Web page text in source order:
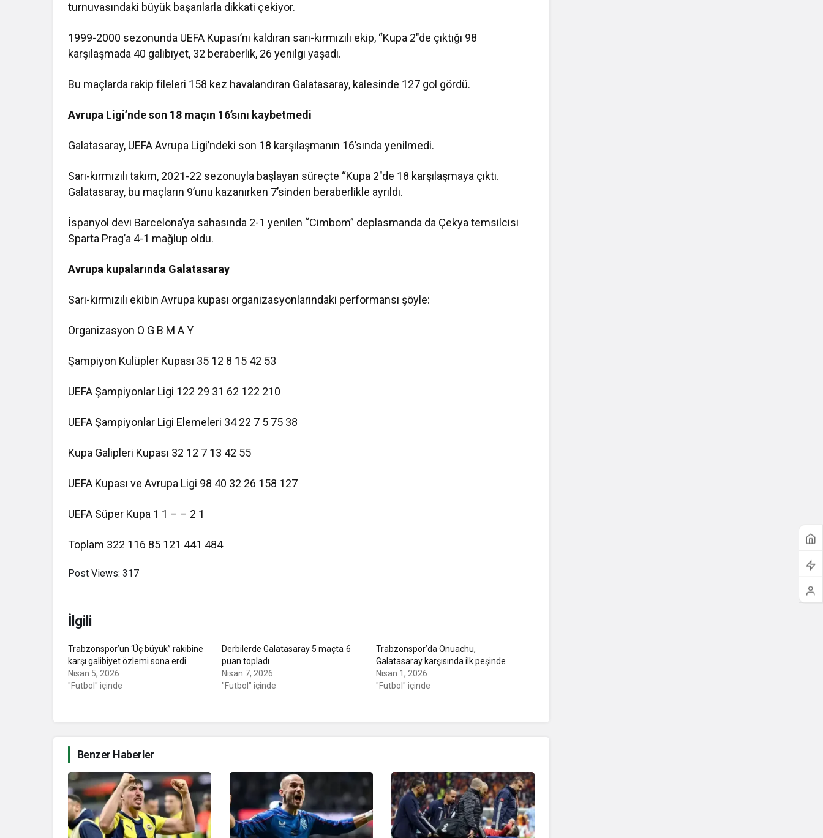
turnuvasındaki büyük başarılarla dikkati çekiyor.
1999-2000 sezonunda UEFA Kupası’nı kaldıran sarı-kırmızılı ekip, “Kupa 2″de çıktığı 98
karşılaşmada 40 galibiyet, 32 beraberlik, 26 yenilgi yaşadı.
Bu maçlarda rakip fileleri 158 kez havalandıran Galatasaray, kalesinde 127 gol gördü.
Avrupa Ligi’nde son 18 maçın 16’sını kaybetmedi
Galatasaray, UEFA Avrupa Ligi’ndeki son 18 karşılaşmanın 16’sında yenilmedi.
Sarı-kırmızılı takım, 2021-22 sezonuyla başlayan süreçte “Kupa 2″de 18 karşılaşmaya çıktı.
Galatasaray, bu maçların 9’unu kazanırken 7’sinden beraberlikle ayrıldı.
İspanyol devi Barcelona’ya sahasında 2-1 yenilen “Cimbom” deplasmanda da Çekya temsilcisi
Sparta Prag’a 4-1 mağlup oldu.
Avrupa kupalarında Galatasaray
Sarı-kırmızılı ekibin Avrupa kupası organizasyonlarındaki performansı şöyle:
Organizasyon O G B M A Y
Şampiyon Kulüpler Kupası 35 12 8 15 42 53
UEFA Şampiyonlar Ligi 122 29 31 62 122 210
UEFA Şampiyonlar Ligi Elemeleri 34 22 7 5 75 38
Kupa Galipleri Kupası 32 12 7 13 42 55
UEFA Kupası ve Avrupa Ligi 98 40 32 26 158 127
UEFA Süper Kupa 1 1 – – 2 1
Toplam 322 116 85 121 441 484
Post Views: 317
İlgili
Trabzonspor’un ‘Üç büyük” rakibine
karşı galibiyet özlemi sona erdi
Nisan 5, 2026
"Futbol" içinde
Derbilerde Galatasaray 5 maçta 6
puan topladı
Nisan 7, 2026
"Futbol" içinde
Trabzonspor’da Onuachu,
Galatasaray karşısında ilk peşinde
Nisan 1, 2026
"Futbol" içinde
Benzer Haberler